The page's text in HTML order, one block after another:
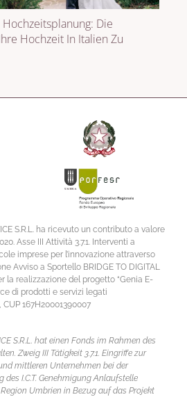
Die
Hochzeit In Italien Zu
S.R.L. ha ricevuto un contributo a valore
Asse III Attività 3.7.1. Interventi a
imprese per l’innovazione attraverso
Avviso a Sportello BRIDGE TO DIGITAL
la realizzazione del progetto “Genia E-
di prodotti e servizi legati
167H20001390007
S.R.L. hat einen Fonds im Rahmen des
Zweig III Tätigkeit 3.7.1. Eingriffe zur
mittleren Unternehmen bei der
I.C.T. Genehmigung Anlaufstelle
Region Umbrien in Bezug auf das Projekt